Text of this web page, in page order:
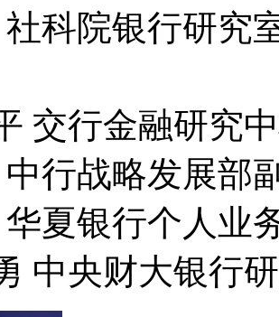
社科院银行研究
交行金融研究
行战略发展部
夏银行个人业
中央财大银行